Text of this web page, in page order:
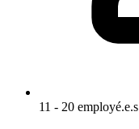
11 - 20 employé.e.s